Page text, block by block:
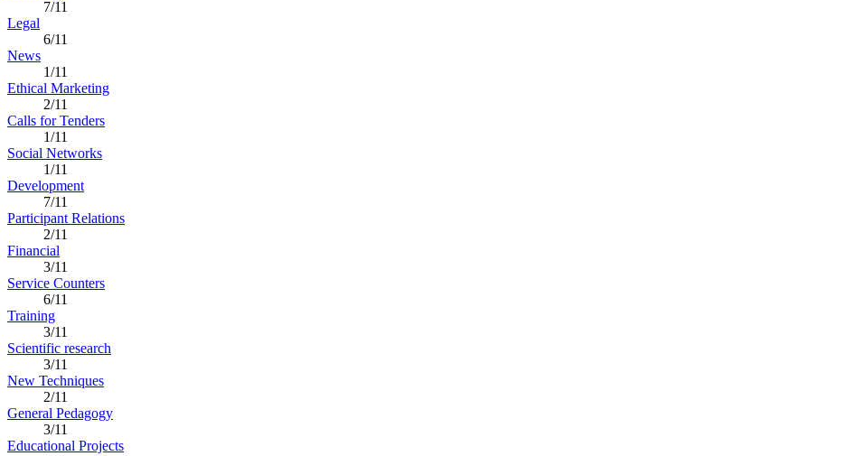
7/11
Legal
6/11
News
1/11
Ethical Marketing
2/11
Calls for Tenders
1/11
Social Networks
1/11
Development
7/11
Participant Relations
2/11
Financial
3/11
Service Counters
6/11
Training
3/11
Scientific research
3/11
New Techniques
2/11
General Pedagogy
3/11
Educational Projects